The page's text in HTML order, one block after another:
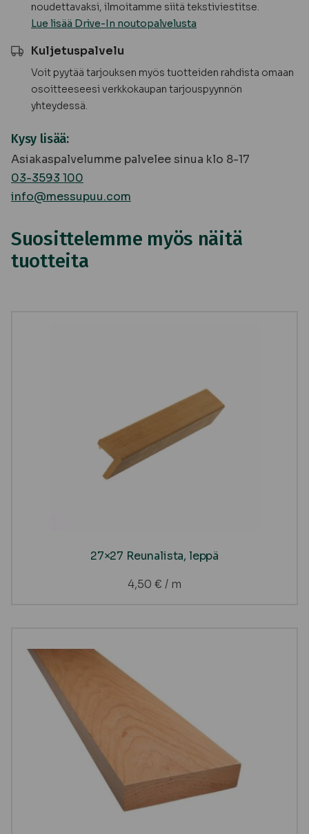
noudettavaksi, ilmoitamme siitä tekstiviestitse.
Lue lisää Drive-In noutopalvelusta
Kuljetuspalvelu
Voit pyytää tarjouksen myös tuotteiden rahdista omaan
osoitteeseesi verkkokaupan tarjouspyynnön
yhteydessä.
Kysy lisää:
Asiakaspalvelumme palvelee sinua klo 8-17
03-3593 100
info@messupuu.com
Suosittelemme myös näitä
tuotteita
27×27 Reunalista, leppä
4,50 € / m